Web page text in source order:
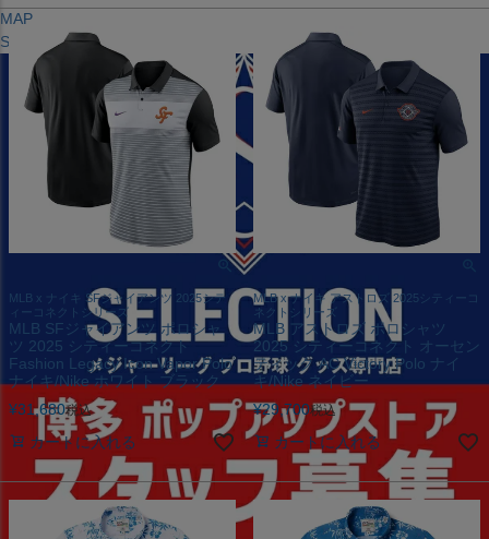
MAP
SHOP
MLB x ナイキ SFジャイアンツ 2025シテ
ィーコネクトシリーズ
MLB SFジャイアンツ ポロシャ
ツ 2025 シティーコネクト
Fashion Legacy Icon Vapor Polo
ナイキ/Nike ホワイト ブラック
¥31,680税込
カートに入れる
MLB x ナイキ アストロズ 2025シティーコ
ネクトシリーズ
MLB アストロズ ポロシャツ
2025 シティーコネクト オーセン
ティック AC Victory Polo ナイ
キ/Nike ネイビー
¥29,700税込
カートに入れる